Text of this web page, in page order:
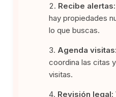
Recibe alertas:
hay propiedades
lo que buscas.
Agenda visitas:
coordina las citas
visitas.
Revisión legal: